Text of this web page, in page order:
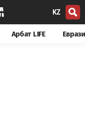
KZ
Арбат LIFE